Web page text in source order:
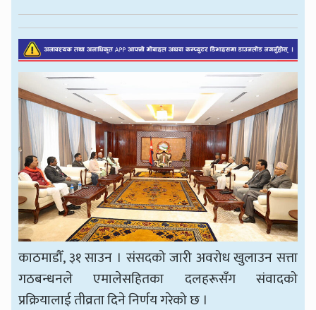
काठमाडौँ, ३१ साउन । संसदको जारी अवरोध खुलाउन सत्ता
गठबन्धनले एमालेसहितका दलहरूसँग संवादको
प्रक्रियालाई तीव्रता दिने निर्णय गरेको छ ।